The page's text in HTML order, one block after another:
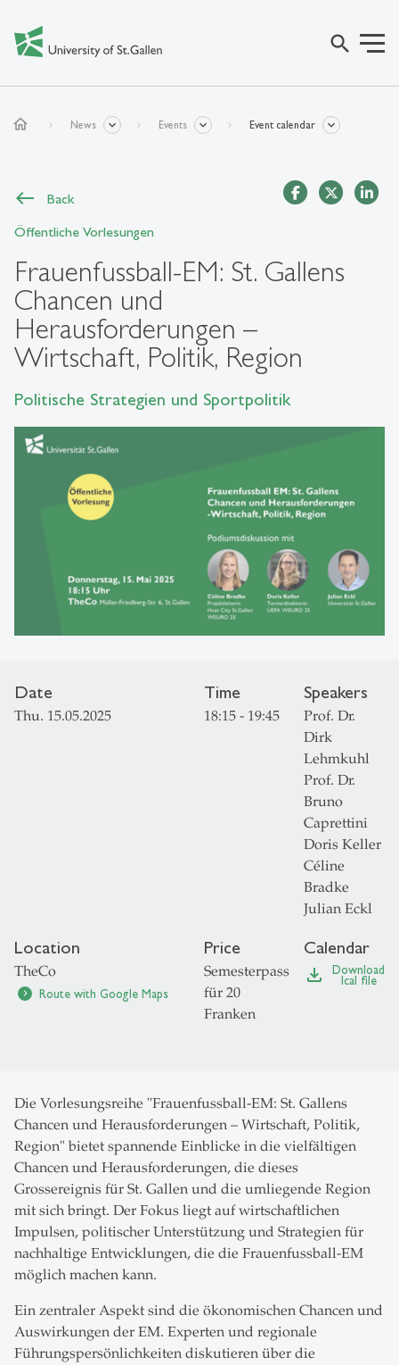
search
home News Events Event calendar
Back
Öffentliche Vorlesungen
Frauenfussball-EM: St. Gallens
Chancen und
Herausforderungen –
Wirtschaft, Politik, Region
Politische Strategien und Sportpolitik
Date
Thu. 15.05.2025
Time
18:15 - 19:45
Speakers
Prof. Dr.
Dirk
Lehmkuhl
Prof. Dr.
Bruno
Caprettini
Doris Keller
Céline
Bradke
Julian Eckl
Location
TheCo
chevron_right Route with Google Maps
Price
Semesterpass
für 20
Franken
Calendar
file_download
Download
Ical file
Die Vorlesungsreihe "Frauenfussball-EM: St. Gallens
Chancen und Herausforderungen – Wirtschaft, Politik,
Region" bietet spannende Einblicke in die vielfältigen
Chancen und Herausforderungen, die dieses
Grossereignis für St. Gallen und die umliegende Region
mit sich bringt. Der Fokus liegt auf wirtschaftlichen
Impulsen, politischer Unterstützung und Strategien für
nachhaltige Entwicklungen, die die Frauenfussball-EM
möglich machen kann.
Ein zentraler Aspekt sind die ökonomischen Chancen und
Auswirkungen der EM. Experten und regionale
Führungspersönlichkeiten diskutieren über die